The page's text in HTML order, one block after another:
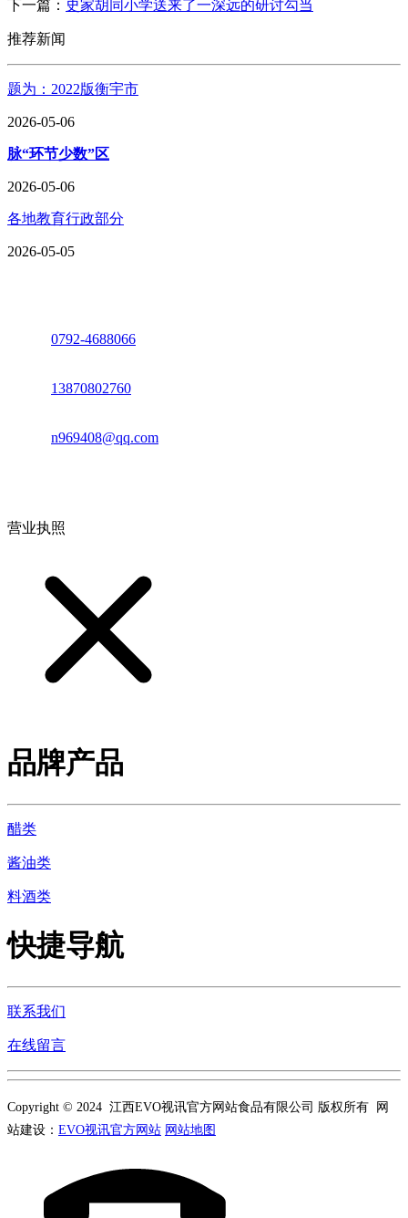
下一篇： 史家胡同小学送来了一深远的研讨勾当
推荐新闻
题为：2022版衡宇市
2026-05-06
脉“环节少数”区
2026-05-06
各地教育行政部分
2026-05-05
0792-4688066
13870802760
n969408@qq.com
营业执照
品牌产品
醋类
酱油类
料酒类
快捷导航
联系我们
在线留言
Copyright © 2024 江西EVO视讯官方网站食品有限公司 版权所有 网
站建设： EVO视讯官方网站 网站地图